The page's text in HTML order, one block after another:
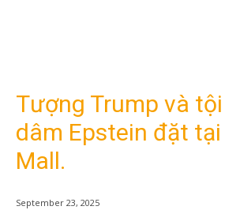
Tượng Trump và
dâm Epstein đặt
Mall.
September 23, 2025